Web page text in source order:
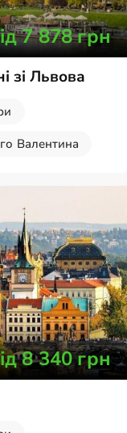
7 878грн
зі Львова
Валентина
8 340грн